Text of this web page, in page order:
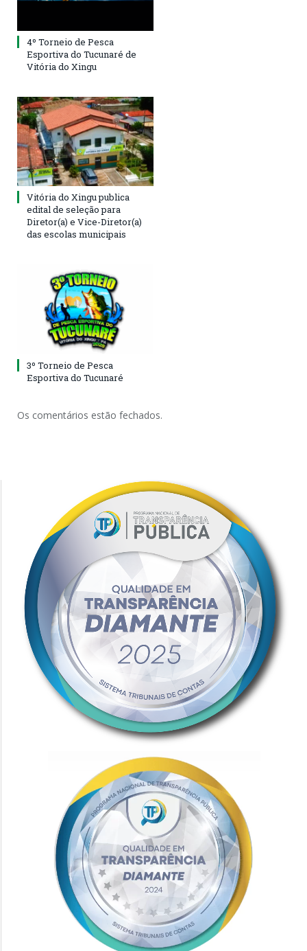
4º Torneio de Pesca
Esportiva do Tucunaré de
Vitória do Xingu
Vitória do Xingu publica
edital de seleção para
Diretor(a) e Vice-Diretor(a)
das escolas municipais
3º Torneio de Pesca
Esportiva do Tucunaré
Os comentários estão fechados.